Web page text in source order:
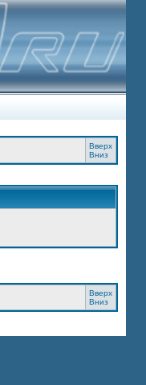
Вверх
Вниз
Вверх
Вниз